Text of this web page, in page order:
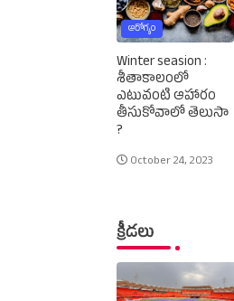
ఆరోగ్యం
Winter seasion :
శీతాకాలంలో
ఎటువంటి ఆహారం
తీసుకోవాలో తెలుసా
?
October 24, 2023
క్రీడలు